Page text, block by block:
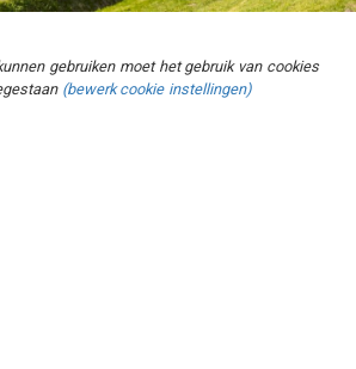
gebruiken moet het gebruik van cookies
(bewerk cookie instellingen)